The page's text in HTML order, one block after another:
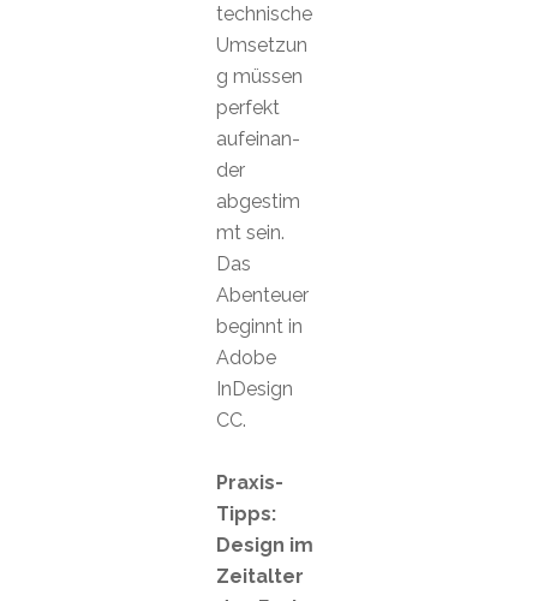
technische
Umsetzun
g müssen
perfekt
aufeinan-
der
abgestim
mt sein.
Das
Abenteuer
beginnt in
Adobe
InDesign
CC.
Praxis-
Tipps:
Design im
Zeitalter